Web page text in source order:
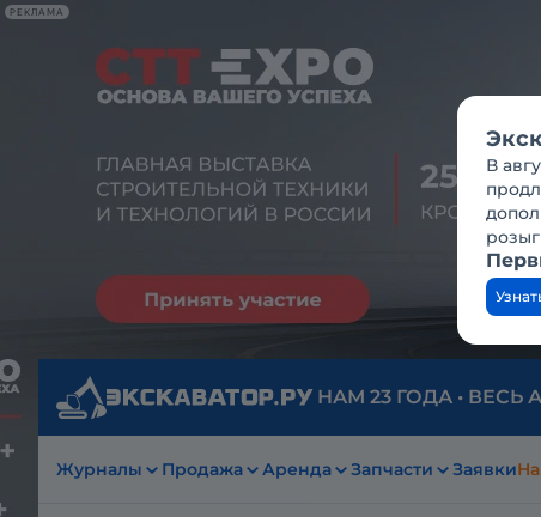
РЕКЛАМА
НАМ 23 ГОДА • ВЕСЬ
Журналы Продажа Аренда Запчасти Заявки
В